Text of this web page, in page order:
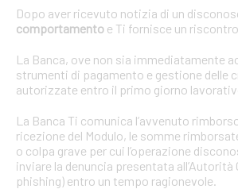
Dopo aver ricevuto notizia di un
comportamento e Ti fornisce un
La Banca, ove non sia immediatamente
strumenti di pagamento e gestione delle
autorizzate entro il primo giorno
La Banca Ti comunica l’avvenuto
ricezione del Modulo, le somme
o colpa grave per cui l’operazione
inviare la denuncia presentata
phishing) entro un tempo ragionevole.